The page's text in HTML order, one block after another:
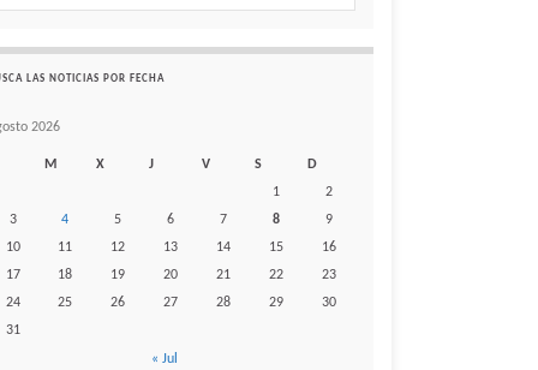
LAS NOTICIAS POR FECHA
2026
M X J V S
D
1
2
3
4 5 6 7 8
9
10
11 12 13 14 15
16
17
18 19 20 21 22
23
24
25 26 27 28 29
30
31
« Jul